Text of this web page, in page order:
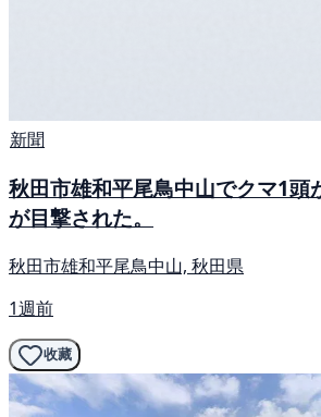
新聞
秋田市雄和平尾鳥中山でクマ1頭
が目撃された。
秋田市雄和平尾鳥中山, 秋田県
1週前
收藏